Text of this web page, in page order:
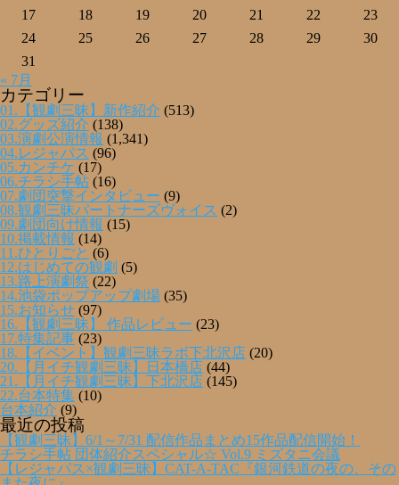
17
18 19 20 21 22
23
24
25 26 27 28 29
30
31
« 7月
カテゴリー
01.【観劇三昧】新作紹介 (513)
02.グッズ紹介 (138)
03.演劇公演情報 (1,341)
04.レジャパス (96)
05.カンチケ (17)
06.チラシ手帖 (16)
07.劇団突撃インタビュー (9)
08.観劇三昧パートナーズヴォイス (2)
09.劇団向け情報 (15)
10.掲載情報 (14)
11.ひとりごと (6)
12.はじめての観劇 (5)
13.路上演劇祭 (22)
14.池袋ポップアップ劇場 (35)
15.お知らせ (97)
16.【観劇三昧】 作品レビュー (23)
17.特集記事 (23)
18.【イベント】観劇三昧ラボ下北沢店 (20)
20.【月イチ観劇三昧】日本橋店 (44)
21.【月イチ観劇三昧】下北沢店 (145)
22.台本特集 (10)
台本紹介 (9)
最近の投稿
【観劇三昧】6/1～7/31 配信作品まとめ15作品配信開始！
チラシ手帖 団体紹介スペシャル☆ Vol.9 ミズタニ会議
【レジャパス×観劇三昧】CAT-A-TAC『銀河鉄道の夜の、その